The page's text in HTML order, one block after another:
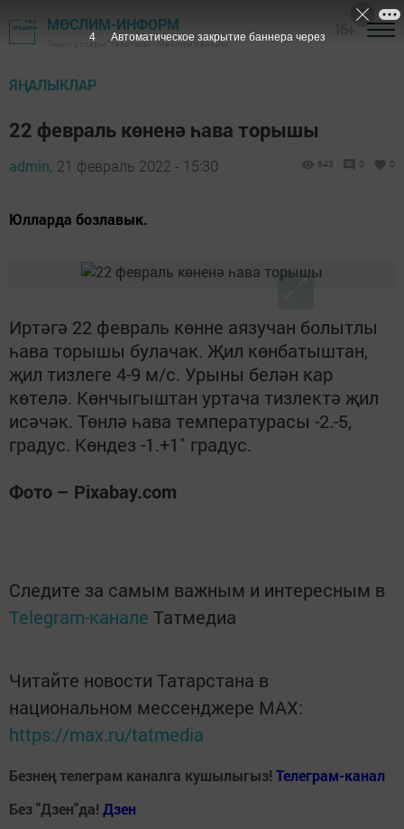
МӨСЛИМ-ИНФОРМ
"Авыл утлары" газетасы - Мөслим районы
ЯҢАЛЫКЛАР
22 февраль көненә һава торышы
admin, 21 февраль 2022 - 15:30 643 0 0
Юлларда бозлавык.
Иртәгә 22 февраль көнне аязучан болытлы
һава торышы булачак. Җил көнбатыштан,
җил тизлеге 4-9 м/с. Урыны белән кар
көтелә. Көнчыгыштан уртача тизлектә җил
исәчәк. Төнлә һава температурасы -2.-5,
градус. Көндез -1.+1˚ градус.
Фото – Pixabay.com
Следите за самым важным и интересным в
Telegram-канале Татмедиа
Читайте новости Татарстана в
национальном мессенджере MАХ:
https://max.ru/tatmedia
Безнең телеграм каналга кушылыгыз! Телеграм-канал
Без "Дзен"да! Дзен
3 Автоматическое закрытие баннера через